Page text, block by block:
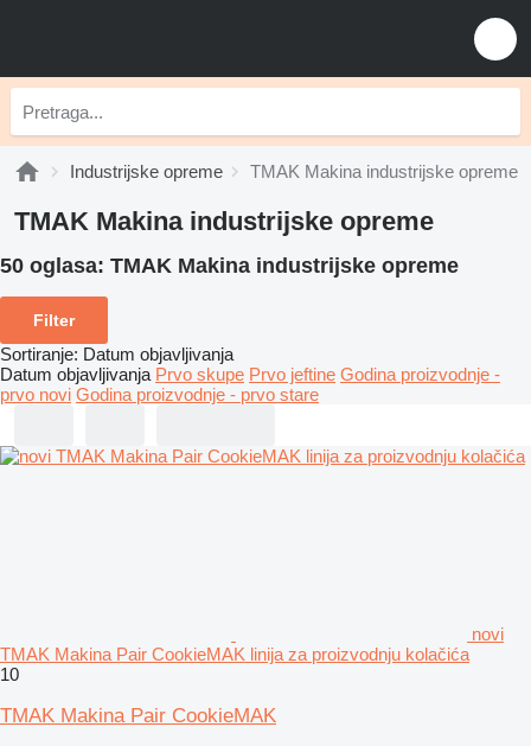
Industrijske opreme TMAK Makina industrijske opreme
TMAK Makina industrijske opreme
50 oglasa: TMAK Makina industrijske opreme
Filter
Sortiranje: Datum objavljivanja
Datum objavljivanja Prvo skupe Prvo jeftine Godina proizvodnje -
prvo novi Godina proizvodnje - prvo stare
novi
TMAK Makina Pair CookieMAK linija za proizvodnju kolačića
10
TMAK Makina Pair CookieMAK